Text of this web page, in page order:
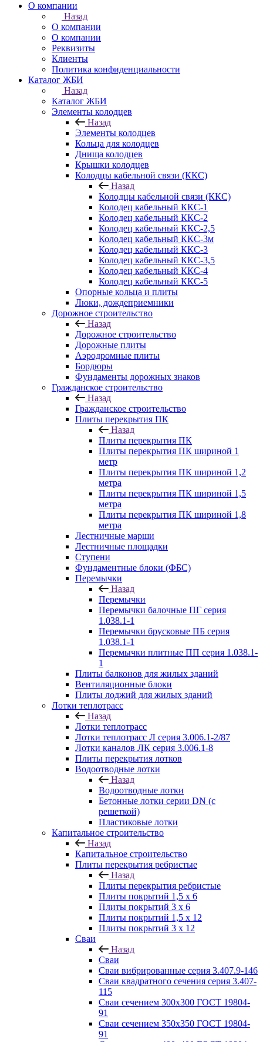
О компании
Назад
О компании
О компании
Реквизиты
Клиенты
Политика конфиденциальности
Каталог ЖБИ
Назад
Каталог ЖБИ
Элементы колодцев
Назад
Элементы колодцев
Кольца для колодцев
Днища колодцев
Крышки колодцев
Колодцы кабельной связи (ККС)
Назад
Колодцы кабельной связи (ККС)
Колодец кабельный ККС-1
Колодец кабельный ККС-2
Колодец кабельный ККС-2,5
Колодец кабельный ККС-3м
Колодец кабельный ККС-3
Колодец кабельный ККС-3,5
Колодец кабельный ККС-4
Колодец кабельный ККС-5
Опорные кольца и плиты
Люки, дождеприемники
Дорожное строительство
Назад
Дорожное строительство
Дорожные плиты
Аэродромные плиты
Бордюры
Фундаменты дорожных знаков
Гражданское строительство
Назад
Гражданское строительство
Плиты перекрытия ПК
Назад
Плиты перекрытия ПК
Плиты перекрытия ПК шириной 1
метр
Плиты перекрытия ПК шириной 1,2
метра
Плиты перекрытия ПК шириной 1,5
метра
Плиты перекрытия ПК шириной 1,8
метра
Лестничные марши
Лестничные площадки
Ступени
Фундаментные блоки (ФБС)
Перемычки
Назад
Перемычки
Перемычки балочные ПГ серия
1.038.1-1
Перемычки брусковые ПБ серия
1.038.1-1
Перемычки плитные ПП серия 1.038.1-
1
Плиты балконов для жилых зданий
Вентиляционные блоки
Плиты лоджий для жилых зданий
Лотки теплотрасс
Назад
Лотки теплотрасс
Лотки теплотрасс Л серия 3.006.1-2/87
Лотки каналов ЛК серия 3.006.1-8
Плиты перекрытия лотков
Водоотводные лотки
Назад
Водоотводные лотки
Бетонные лотки серии DN (с
решеткой)
Пластиковые лотки
Капитальное строительство
Назад
Капитальное строительство
Плиты перекрытия ребристые
Назад
Плиты перекрытия ребристые
Плиты покрытий 1,5 x 6
Плиты покрытий 3 x 6
Плиты покрытий 1,5 x 12
Плиты покрытий 3 x 12
Сваи
Назад
Сваи
Сваи вибрированные серия 3.407.9-146
Сваи квадратного сечения серия 3.407-
115
Сваи сечением 300х300 ГОСТ 19804-
91
Сваи сечением 350х350 ГОСТ 19804-
91